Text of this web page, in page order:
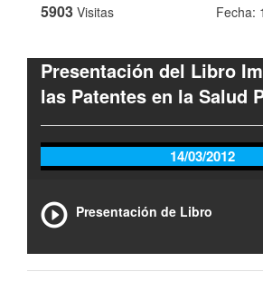
5903 Visitas Fecha:
Presentación del Libro
las Patentes en la Salud
14/03/2012
Presentación de Libro